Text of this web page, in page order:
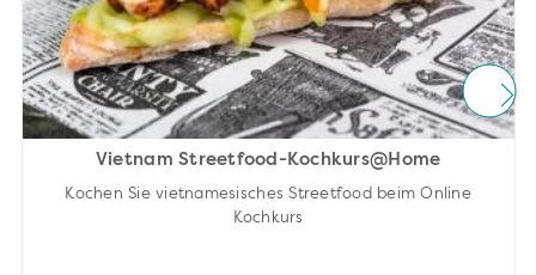
Vietnam Streetfood-Kochkurs@Home
Kochen Sie vietnamesisches Streetfood beim Online
Kochkurs